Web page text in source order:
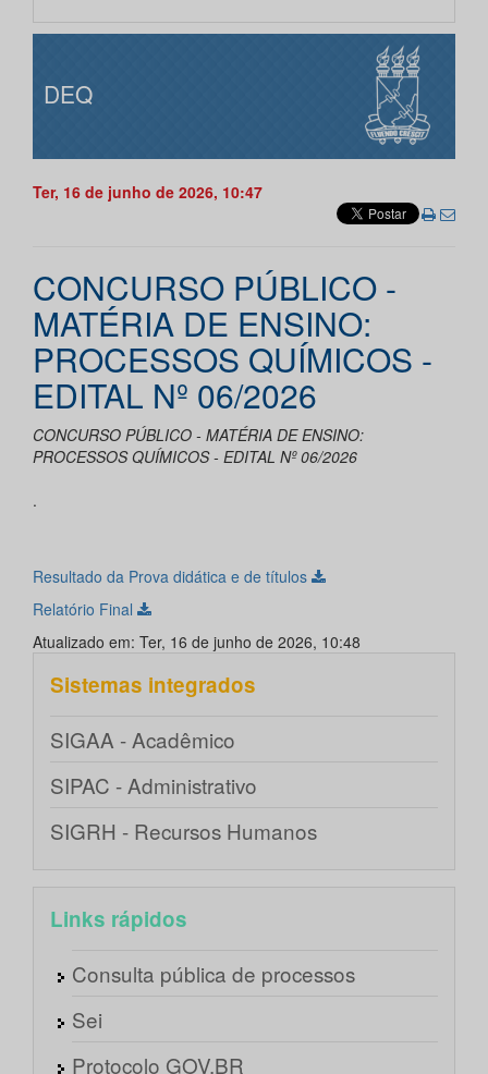
DEQ
Ter, 16 de junho de 2026, 10:47
CONCURSO PÚBLICO -
MATÉRIA DE ENSINO:
PROCESSOS QUÍMICOS -
EDITAL Nº 06/2026
CONCURSO PÚBLICO - MATÉRIA DE ENSINO:
PROCESSOS QUÍMICOS - EDITAL Nº 06/2026
.
Resultado da Prova didática e de títulos
Relatório Final
Atualizado em: Ter, 16 de junho de 2026, 10:48
Sistemas integrados
SIGAA - Acadêmico
SIPAC - Administrativo
SIGRH - Recursos Humanos
Links rápidos
Consulta pública de processos
Sei
Protocolo GOV.BR